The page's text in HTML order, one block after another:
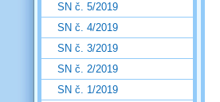
SN č. 5/2019
SN č. 4/2019
SN č. 3/2019
SN č. 2/2019
SN č. 1/2019